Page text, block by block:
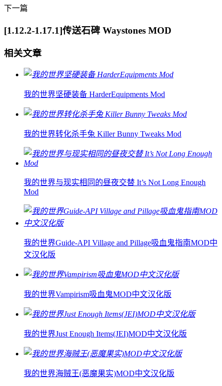
下一篇
[1.12.2-1.17.1]传送石碑 Waystones MOD
相关文章
我的世界坚硬装备 HarderEquipments Mod
我的世界转化杀手兔 Killer Bunny Tweaks Mod
我的世界与现实相同的昼夜交替 It’s Not Long Enough
Mod
我的世界Guide-API Village and Pillage吸血鬼指南MOD中
文汉化版
我的世界Vampirism吸血鬼MOD中文汉化版
我的世界Just Enough Items(JEI)MOD中文汉化版
我的世界海贼王(恶魔果实)MOD中文汉化版